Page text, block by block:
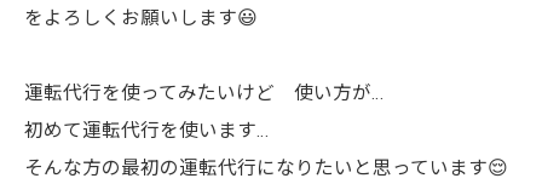
をよろしくお願いします😃
運転代行を使ってみたいけど 使い方が…
初めて運転代行を使います…
そんな方の最初の運転代行になりたいと思っています😌